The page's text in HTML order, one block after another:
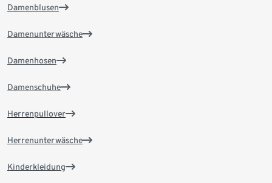
Damenblusen
Damenunterwäsche
Damenhosen
Damenschuhe
Herrenpullover
Herrenunterwäsche
Kinderkleidung